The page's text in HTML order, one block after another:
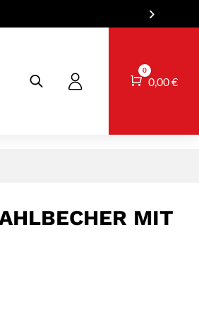
Warenkorb
0
0,00€
MIT